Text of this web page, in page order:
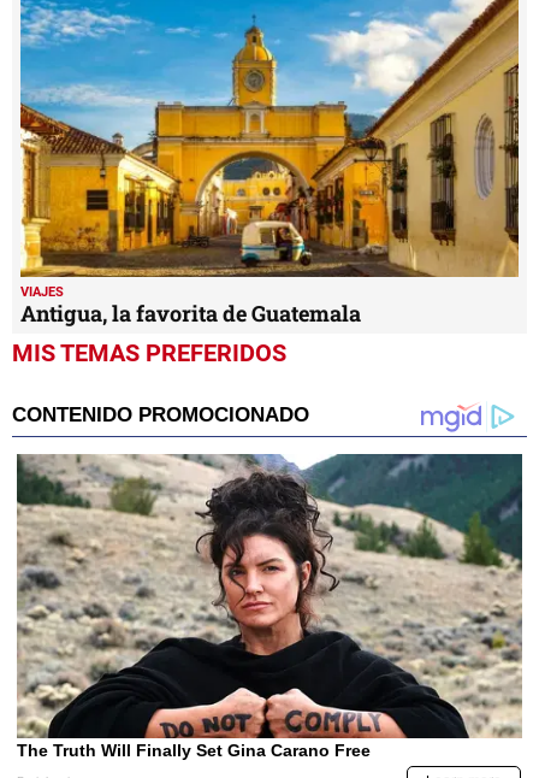
VIAJES
Antigua, la favorita de Guatemala
MIS TEMAS PREFERIDOS